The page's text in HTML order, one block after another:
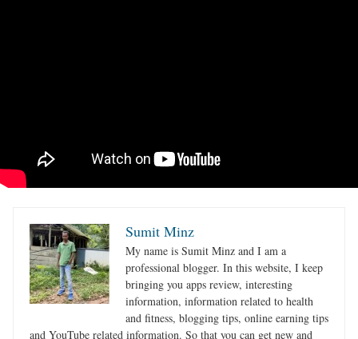
Sumit Minz
My name is Sumit Minz and I am a
professional blogger. In this website, I keep
bringing you apps review, interesting
information, information related to health
and fitness, blogging tips, online earning tips
and YouTube related information. So that you can get new and